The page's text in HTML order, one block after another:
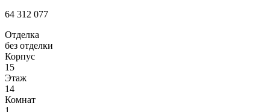
64 312 077
Отделка
без отделки
Корпус
15
Этаж
14
Комнат